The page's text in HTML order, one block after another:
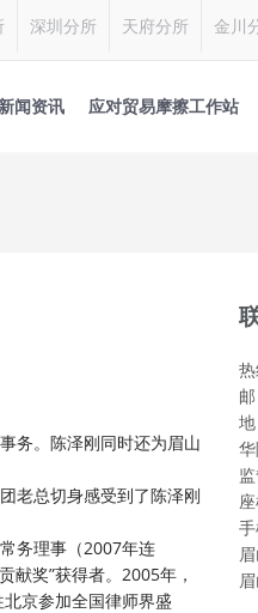
深圳分所 天府分所 金川
新闻资讯 应对贸易摩擦工作站
务。陈泽刚同时还为眉山
老总切身感受到了陈泽刚
务理事（2007年连
奖”获得者。2005年，
京参加全国律师界盛